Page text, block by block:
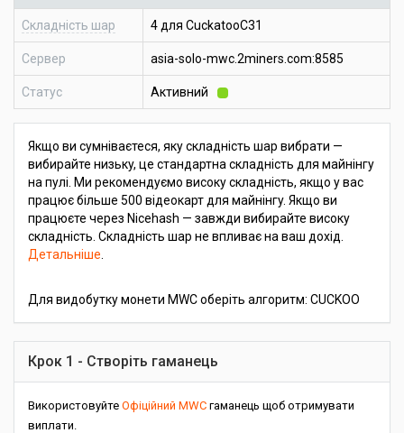
Складність шар 4 для CuckatooC31
Сервер asia-solo-mwc.2miners.com:8585
Статус Активний
Якщо ви сумніваєтеся, яку складність шар вибрати —
вибирайте низьку, це стандартна складність для майнінгу
на пулі. Ми рекомендуємо високу складність, якщо у вас
працює більше 500 відеокарт для майнінгу. Якщо ви
працюєте через Nicehash — завжди вибирайте високу
складність. Складність шар не впливає на ваш дохід.
Детальніше
Для видобутку монети MWC оберіть алгоритм: CUCKOO
Крок 1 - Створіть гаманець
Використовуйте Офіційний MWC гаманець щоб отримувати
виплати.